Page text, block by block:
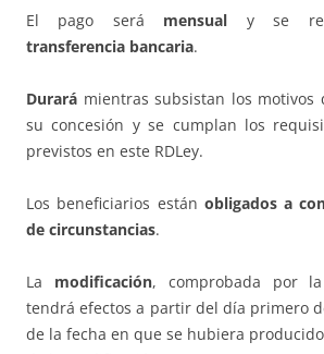
El pago será mensual y se
transferencia bancaria.
Durará mientras subsistan los
su concesión y se cumplan los
previstos en este RDLey.
Los beneficiarios están obligados a
de circunstancias.
La modificación, comprobada por
tendrá efectos a partir del día primero
de la fecha en que se hubiera